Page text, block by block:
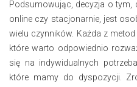
Podsumowując, decyzja o tym,
online czy stacjonarnie, jest
wielu czynników. Każda z
które warto odpowiednio
się na indywidualnych
które mamy do dyspozycji.